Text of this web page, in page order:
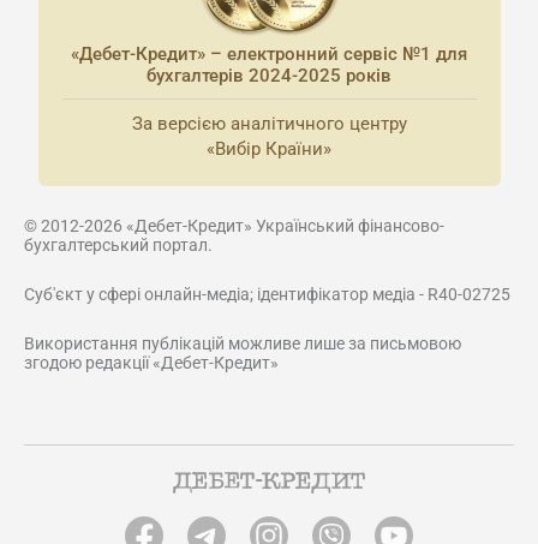
«Дебет-Кредит» – електронний сервіс №1 для
бухгалтерів 2024-2025 років
За версією аналітичного центру
«Вибір Країни»
© 2012-2026 «Дебет-Кредит» Український фінансово-
бухгалтерський портал.
Суб'єкт у сфері онлайн-медіа; ідентифікатор медіа - R40-02725
Використання публікацій можливе лише за письмовою
згодою редакції «Дебет-Кредит»